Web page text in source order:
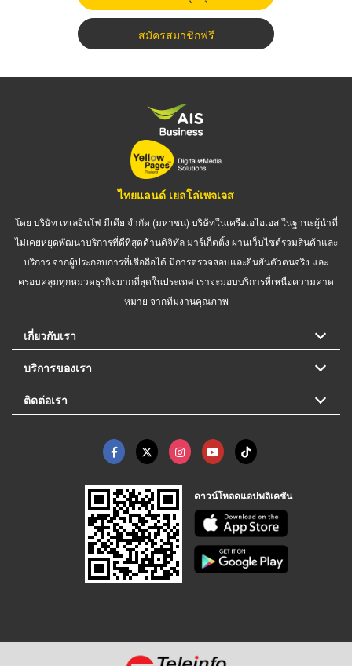
สมัครสมาชิกฟรี
ไทยแลนด์ เยลโล่เพจเจส
โดย บริษัท เทเลอินโฟ มีเดีย จำกัด (มหาชน) บริษัทในเครือเอไอเอส ในฐานะผู้นำที่
ไม่เคยหยุดพัฒนาบริการที่ดีที่สุดด้านดิจิทัล มาร์เก็ตติ้ง ผ่านเว็บไซต์รวมสินค้าและ
บริการ จากผู้ประกอบการที่เชื่อถือได้ มีการตรวจสอบและยืนยันตัวตนจริง และ
ครอบคลุมทุกหมวดธุรกิจมากที่สุดในประเทศ เราจะมอบบริการที่เหนือความคาด
หมาย จากทีมงานคุณภาพ
เกี่ยวกับเรา
บริการของเรา
ติดต่อเรา
ดาวน์โหลดแอปพลิเคชัน